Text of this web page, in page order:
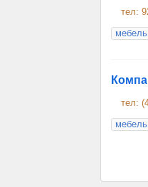
тел:
мебель
тел:
мебель